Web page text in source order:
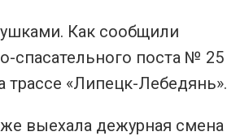
Как сообщили
спасательного поста № 25
«Липецк-Лебедянь».
же выехала дежурная смена